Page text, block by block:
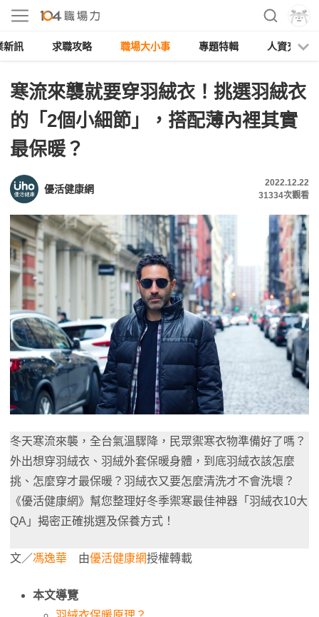
新訊 求職攻略 職場大小事 專題特輯 人資充電
寒流來襲就要穿羽絨衣！挑選羽絨衣
的「2個小細節」，搭配薄內裡其實
最保暖？
優活健康網
2022.12.22
31334次觀看
冬天寒流來襲，全台氣溫驟降，民眾禦寒衣物準備好了嗎？
外出想穿羽絨衣、羽絨外套保暖身體，到底羽絨衣該怎麼
挑、怎麼穿才最保暖？羽絨衣又要怎麼清洗才不會洗壞？
《優活健康網》幫您整理好冬季禦寒最佳神器「羽絨衣10大
QA」揭密正確挑選及保養方式！
文／馮逸華 由優活健康網授權轉載
本文導覽